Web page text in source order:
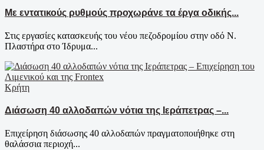
Με εντατικούς ρυθμούς προχωράνε τα έργα οδικής...
Στις εργασίες κατασκευής του νέου πεζοδρομίου στην οδό Ν.
Πλαστήρα στο Ίδρυμα...
Κρήτη
Διάσωση 40 αλλοδαπών νότια της Ιεράπετρας –...
Επιχείρηση διάσωσης 40 αλλοδαπών πραγματοποιήθηκε στη
θαλάσσια περιοχή...